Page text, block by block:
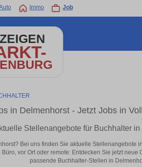
Immo Job
in Delmenhorst - Jetzt Jobs in
Stellenangebote für Buchhalter
Bei uns finden Sie aktuelle Stellenangebote
vor Ort oder remote: Entdecken Sie jetzt
passende Buchhalter-Stellen in